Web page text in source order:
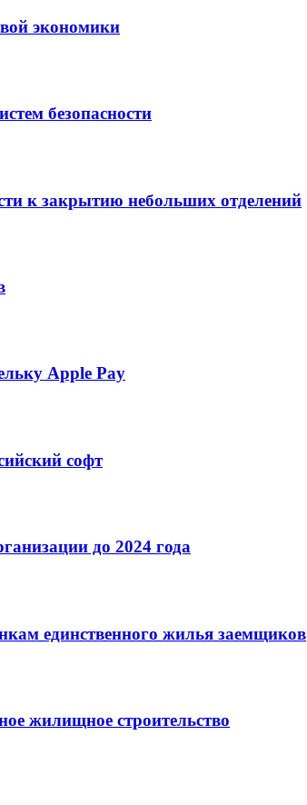
экономики
безопасности
к закрытию небольших отделений
Apple Pay
софт
до 2024 года
единственного жилья заемщиков
жилищное строительство